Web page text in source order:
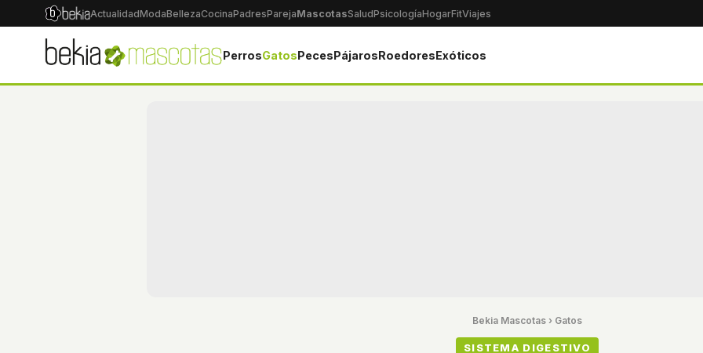
ActualidadModaBellezaCocinaPadresParejaMascotasSaludPsicologíaHogarFitViajes
PerrosGatosPecesPájarosRoedoresExóticos
Bekia Mascotas › Gatos
SISTEMA DIGESTIVO